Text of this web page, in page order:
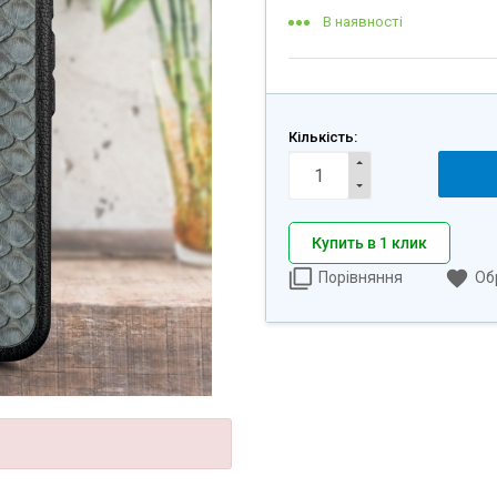
В наявності
Кількість:
Купить в 1 клик
Порівняння